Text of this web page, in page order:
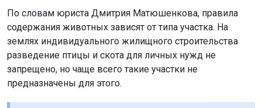
По словам юриста Дмитрия Матюшенкова, правила
содержания животных зависят от типа участка. На
землях индивидуального жилищного строительства
разведение птицы и скота для личных нужд не
запрещено, но чаще всего такие участки не
предназначены для этого.